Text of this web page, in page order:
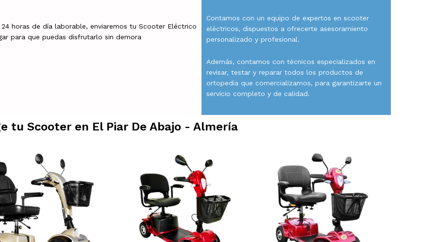
horas de día laborable, enviaremos tu Scooter Eléctrico
para que puedas disfrutarlo sin demora
Contamos con un equipo de expertos en scooter
eléctricos, dispuestos a ofrecerte asesoramiento
personalizado y profesional.
Además, contamos con técnicos especializados en
revisar, testar y reparar todos los productos de
ortopedia que comercializamos, para garantizarte un
servicio completo y de calidad.
tu Scooter en El Piar De Abajo - Almería